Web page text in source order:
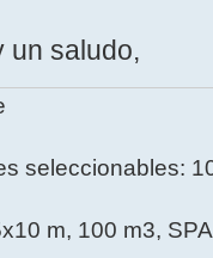
un saludo,
seleccionables:
m, 100 m3,